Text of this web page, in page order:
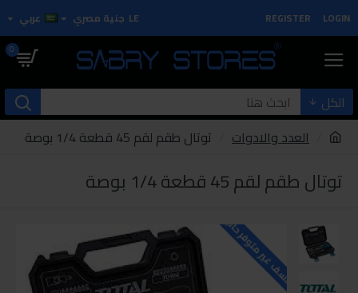
LOGIN
REGISTER
LE جنية مصري عربي
0
الكل
العدد والادوات
توتال طقم لقم 45 قطعة 1/4 بوصة
توتال طقم لقم 45 قطعة 1/4 بوصة
للاسف غير متوفر حاليا